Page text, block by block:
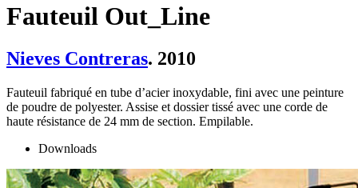
Fauteuil Out_Line
Nieves Contreras. 2010
Fauteuil fabriqué en tube d’acier inoxydable, fini avec une peinture
de poudre de polyester. Assise et dossier tissé avec une corde de
haute résistance de 24 mm de section. Empilable.
Downloads